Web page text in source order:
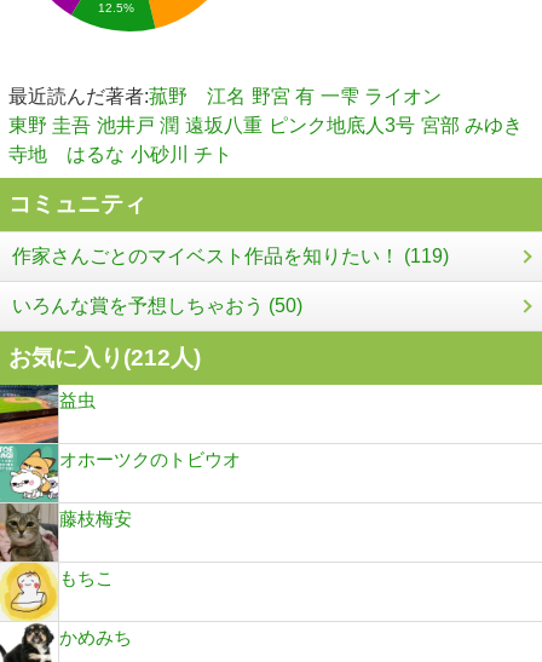
12.5%
最近読んだ著者:菰野 江名 野宮 有 一雫 ライオン
東野 圭吾 池井戸 潤 遠坂八重 ピンク地底人3号 宮部 みゆき
寺地 はるな 小砂川 チト
コミュニティ
作家さんごとのマイベスト作品を知りたい！ (119)
いろんな賞を予想しちゃおう (50)
お気に入り(212人)
益虫
オホーツクのトビウオ
藤枝梅安
もちこ
かめみち